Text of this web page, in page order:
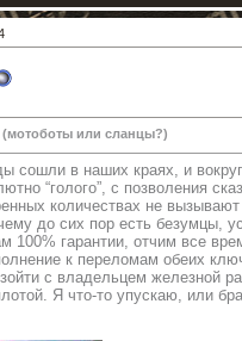
(мотоботы или сланцы?)
сошли в наших краях, и
“голого”, с позволения
количествах не
до сих пор есть безумцы,
100% гарантии, отчим все
к переломам обеих
с владельцем железной
Я что-то упускаю, или